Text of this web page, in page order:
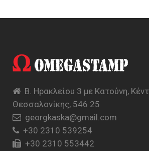
Β. Ηρακλείου 3 με Κατούνη,
Θεσσαλονίκης, 546 25
georgkaska@gmail.com
+30 2310 539254
+30 2310 553442